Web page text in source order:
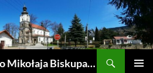
Strona Parafii Świętego Mikołaja Biskupa w Żegocinie